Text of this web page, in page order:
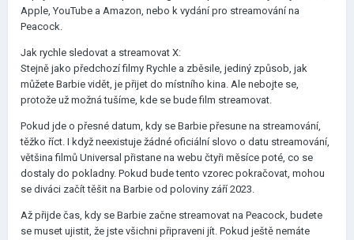
Apple, YouTube a Amazon, nebo k vydání pro streamování na
Peacock.
Jak rychle sledovat a streamovat X:
Stejně jako předchozí filmy Rychle a zběsile, jediný způsob, jak
můžete Barbie vidět, je přijet do místního kina. Ale nebojte se,
protože už možná tušíme, kde se bude film streamovat.
Pokud jde o přesné datum, kdy se Barbie přesune na streamování,
těžko říct. I když neexistuje žádné oficiální slovo o datu streamování,
většina filmů Universal přistane na webu čtyři měsíce poté, co se
dostaly do pokladny. Pokud bude tento vzorec pokračovat, mohou
se diváci začít těšit na Barbie od poloviny září 2023.
Až přijde čas, kdy se Barbie začne streamovat na Peacock, budete
se muset ujistit, že jste všichni připraveni jít. Pokud ještě nemáte